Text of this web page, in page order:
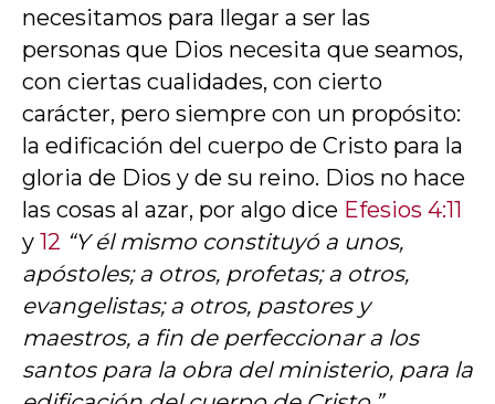
necesitamos para llegar a ser las
personas que Dios necesita que seamos,
con ciertas cualidades, con cierto
carácter, pero siempre con un propósito:
la edificación del cuerpo de Cristo para la
gloria de Dios y de su reino. Dios no hace
las cosas al azar, por algo dice Efesios 4:11
y 12 “Y él mismo constituyó a unos,
apóstoles; a otros, profetas; a otros,
evangelistas; a otros, pastores y
maestros, a fin de perfeccionar a los
santos para la obra del ministerio, para la